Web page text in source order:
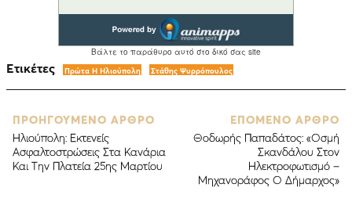
Ετικέτες Πρώτα Η Ηλιούπολη Στάθης Ψυρρόπουλος
ΠΡΟΗΓΟΥΜΕΝΟ ΑΡΘΡΟ
Ηλιούπολη: Εκτενείς
Ασφαλτοστρώσεις Στα Κανάρια
Και Την Πλατεία 25ης Μαρτίου
ΕΠΟΜΕΝΟ ΑΡΘΡΟ
Θοδωρής Παπαδάτος: «Οσμή
Σκανδάλου Στον
Ηλεκτροφωτισμό –
Μηχανοράφος Ο Δήμαρχος»